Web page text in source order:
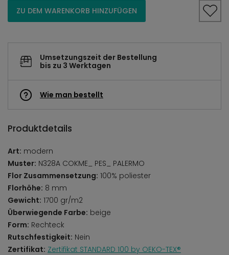
ZU DEM WARENKORB HINZUFÜGEN
Umsetzungszeit der Bestellung
bis zu 3 Werktagen
Wie man bestellt
Produktdetails
Art: modern
Muster: N328A COKME_ PES_ PALERMO
Flor Zusammensetzung: 100% poliester
Florhöhe: 8 mm
Gewicht: 1700 gr/m2
Überwiegende Farbe: beige
Form: Rechteck
Rutschfestigkeit: Nein
Zertifikat: Zertifikat STANDARD 100 by OEKO-TEX®